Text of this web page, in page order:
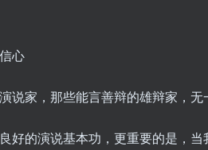
心
说家，那些能言善辩的雄辩家，
好的演说基本功，更重要的是，